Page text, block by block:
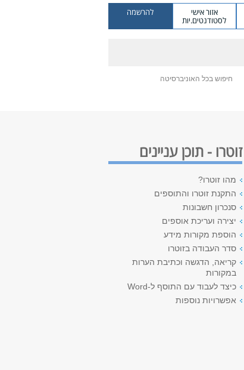
אזור אישי
לסטודנטים.יות
להרשמה
חיפוש בכל האוניברסיטה
זוטרו - תוכן עניינים
מהו זוטרו?
התקנת זוטרו והתוספים
סנכרון חשבונות
יצירה ועריכת אוספים
הוספת מקורות מידע
סדר העבודה בזוטרו
קריאה, הדגשה וכתיבת הערות
במקורות
כיצד לעבוד עם התוסף ל-Word
אפשרויות נוספות